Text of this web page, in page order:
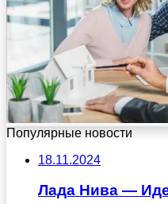
Популярные новости
18.11.2024
Лада Нива —